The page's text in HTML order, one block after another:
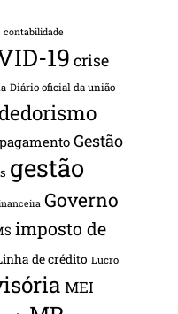
contabilidade
19 crise
Diário oficial da união
Gestão
gestão
Governo
imposto de
de crédito Lucro
MEI